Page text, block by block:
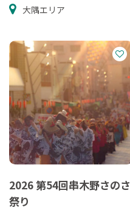
大隅エリア
2026 第54回串木野さのさ
祭り